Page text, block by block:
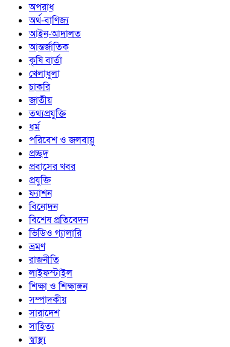
অপরাধ
অর্থ-বাণিজ্য
আইন-আদালত
আন্তর্জাতিক
কৃষি বার্তা
খেলাধুলা
চাকরি
জাতীয়
তথ্যপ্রযুক্তি
ধর্ম
পরিবেশ ও জলবায়ু
প্রচ্ছদ
প্রবাসের খবর
প্রযুক্তি
ফ্যাশন
বিনোদন
বিশেষ প্রতিবেদন
ভিডিও গ্যালারি
ভ্রমণ
রাজনীতি
লাইফস্টাইল
শিক্ষা ও শিক্ষাঙ্গন
সম্পাদকীয়
সারাদেশ
সাহিত্য
স্বাস্থ্য